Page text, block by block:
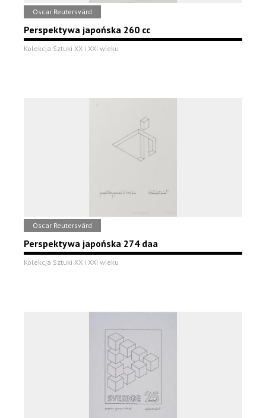
Oscar Reutersvärd
Perspektywa japońska 260 cc
Kolekcja Sztuki XX i XXI wieku
Oscar Reutersvärd
Perspektywa japońska 274 daa
Kolekcja Sztuki XX i XXI wieku